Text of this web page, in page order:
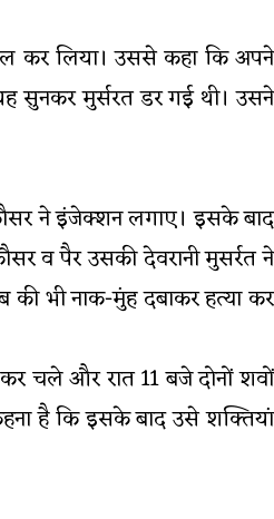
कर लिया। उससे कहा कि अपने
सुनकर मुर्सरत डर गई थी। उसने
ने इंजेक्शन लगाए। इसके बाद
व पैर उसकी देवरानी मुसर्रत ने
भी नाक-मुंह दबाकर हत्या कर
चले और रात 11 बजे दोनों शवों
है कि इसके बाद उसे शक्तियां